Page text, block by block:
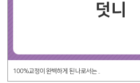
덧니
100%교정이 완벽하게 된 나로서는 ..